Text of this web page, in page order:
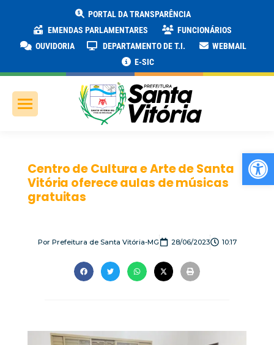
PORTAL DA TRANSPARÊNCIA
EMENDAS PARLAMENTARES
FUNCIONÁRIOS
OUVIDORIA
DEPARTAMENTO DE T.I.
WEBMAIL
E-SIC
Centro de Cultura e Arte de Santa
Vitória oferece aulas de músicas
gratuitas
PorPrefeitura de Santa Vitória-MG 28/06/2023 10:17